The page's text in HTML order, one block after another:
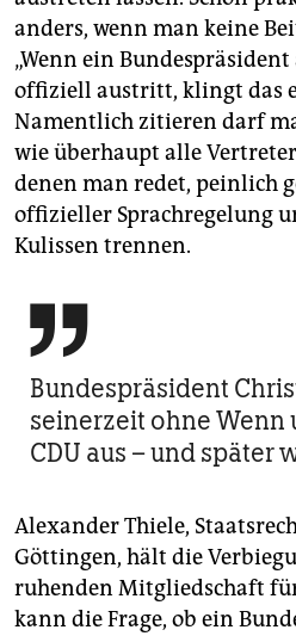
anders, wenn man keine
„Wenn ein
offiziell austritt, klingt das
Namentlich zitieren darf
wie überhaupt alle
denen man redet, peinlich
offizieller Sprachregelung
Kulissen trennen.

Bundespräsident
seinerzeit ohne Wenn
CDU aus – und später
Alexander Thiele,
Göttingen, hält die
ruhenden Mitgliedschaft
kann die Frage, ob ein